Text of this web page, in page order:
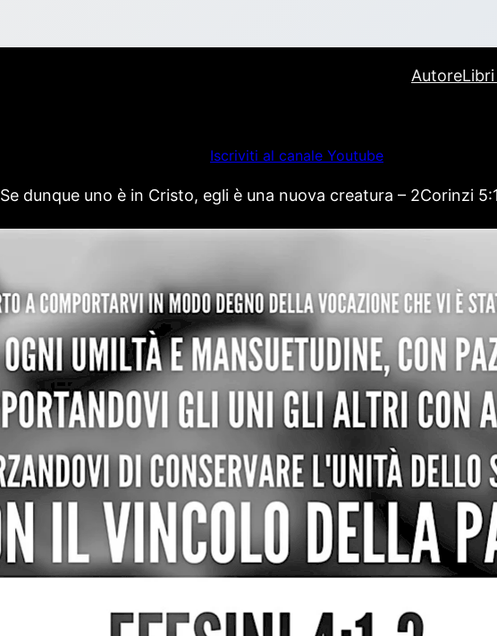
Autore
Iscriviti al canale Youtube
Se dunque uno è in Cristo, egli è una nuova creatura – 2Corinzi